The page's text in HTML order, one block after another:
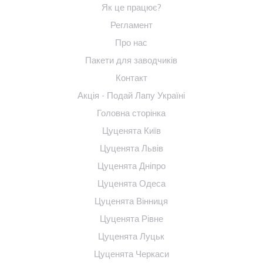
Як це працює?
Регламент
Про нас
Пакети для заводчиків
Контакт
Акція - Подай Лапу Україні
Головна сторінка
Цуценята Київ
Цуценята Львів
Цуценята Дніпро
Цуценята Одеса
Цуценята Вінниця
Цуценята Рівне
Цуценята Луцьк
Цуценята Черкаси